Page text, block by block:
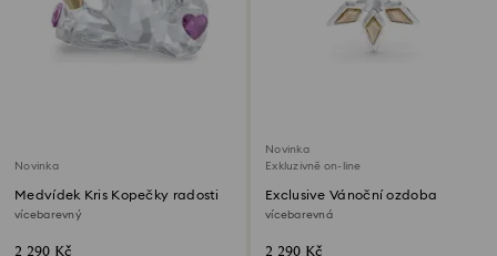
Novinka
Medvídek Kris Kopečky radosti
vícebarevný
Novinka
Exkluzivně on-line
Exclusive Vánoční ozdoba
vícebarevná